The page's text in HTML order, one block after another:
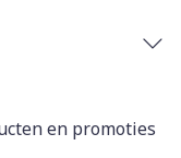
en promoties